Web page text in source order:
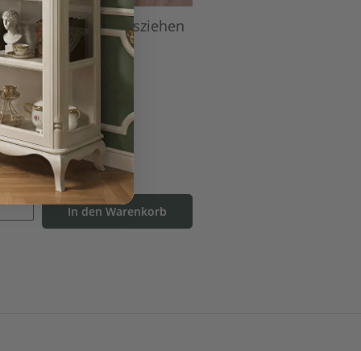
Esstisch zum Ausziehen
im Landhausstil
UVP:
1.102,00 €
693,00 €*
In den Warenkorb